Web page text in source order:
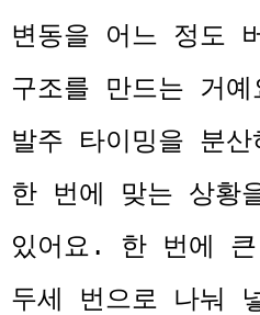
변동을 어느 정도
구조를 만드는 거예
발주 타이밍을 분
한 번에 맞는 상황
있어요. 한 번에
두세 번으로 나눠